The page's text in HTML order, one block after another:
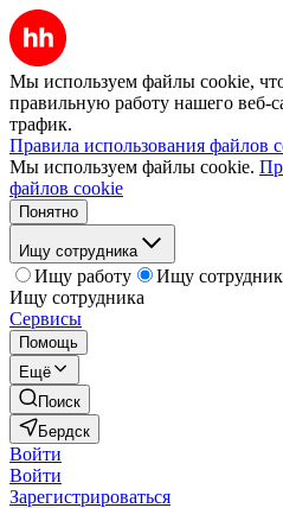
Мы используем файлы cookie,
правильную работу нашего веб-
трафик.
Правила использования файлов
Мы используем файлы cookie.
файлов cookie
Понятно
Ищу сотрудника
Ищу работу
Ищу
Ищу сотрудника
Сервисы
Помощь
Ещё
Поиск
Бердск
Войти
Войти
Зарегистрироваться